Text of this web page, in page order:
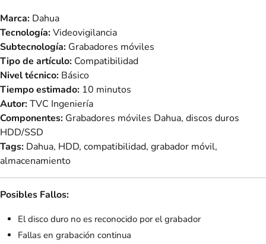
Marca: Dahua
Tecnología:Videovigilancia
Subtecnología: Grabadores móviles
Tipo de artículo: Compatibilidad
Nivel técnico: Básico
Tiempo estimado: 10 minutos
Autor:TVC Ingeniería
Componentes: Grabadores móviles Dahua, discos duros
HDD/SSD
Tags: Dahua, HDD, compatibilidad, grabador móvil,
almacenamiento
Posibles Fallos:
El disco duro no es reconocido por el grabador
Fallas en grabación continua